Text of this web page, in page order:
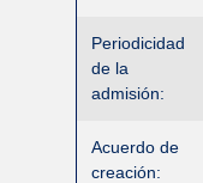
Periodicidad
de la
admisión:
Acuerdo de
creación: